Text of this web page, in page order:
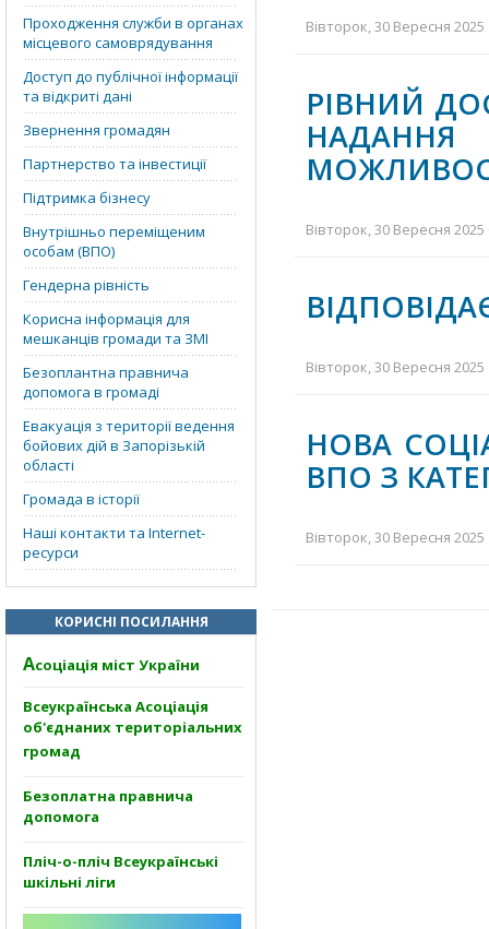
Проходження служби в органах
місцевого самоврядування
Доступ до публічної інформації
та відкриті дані
Звернення громадян
Партнерство та інвестиції
Підтримка бізнесу
Внутрішньо переміщеним
особам (ВПО)
Гендерна рівність
Корисна інформація для
мешканців громади та ЗМІ
Безоплантна правнича
допомога в громаді
Евакуація з території ведення
бойових дій в Запорізькій
області
Громада в історії
Наші контакти та Internet-
ресурси
КОРИСНІ ПОСИЛАННЯ
Асоціація міст України
Всеукраїнська Асоціація
об'єднаних територіальних
громад
Безоплатна правнича
допомога
Пліч-о-пліч Всеукраїнські
шкільні ліги
Вівторок, 30 Вересня
РІВНИЙ
Вівторок, 30 Вересня
Вівторок, 30 Вересня
НОВА
ВПО З
Вівторок, 30 Вересня